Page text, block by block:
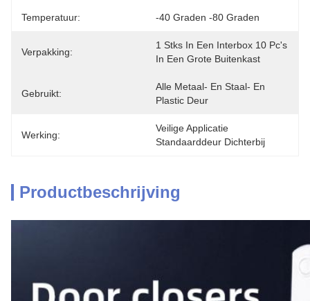
Temperatuur: -40 Graden -80 Graden
Verpakking:
1 Stks In Een Interbox 10 Pc's
In Een Grote Buitenkast
Gebruikt:
Alle Metaal- En Staal- En
Plastic Deur
Werking:
Veilige Applicatie
Standaarddeur Dichterbij
Productbeschrijving